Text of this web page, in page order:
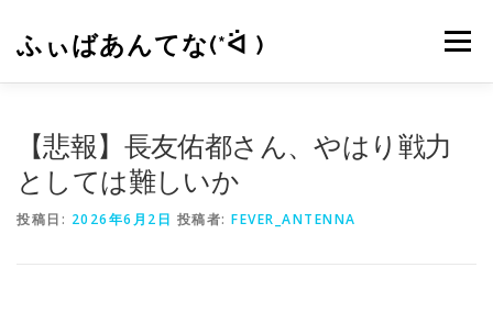
ふぃばあんてな(*ᐛ ) メニュー
【悲報】長友佑都さん、やはり戦力
としては難しいか
投稿日: 2026年6月2日 投稿者: FEVER_ANTENNA